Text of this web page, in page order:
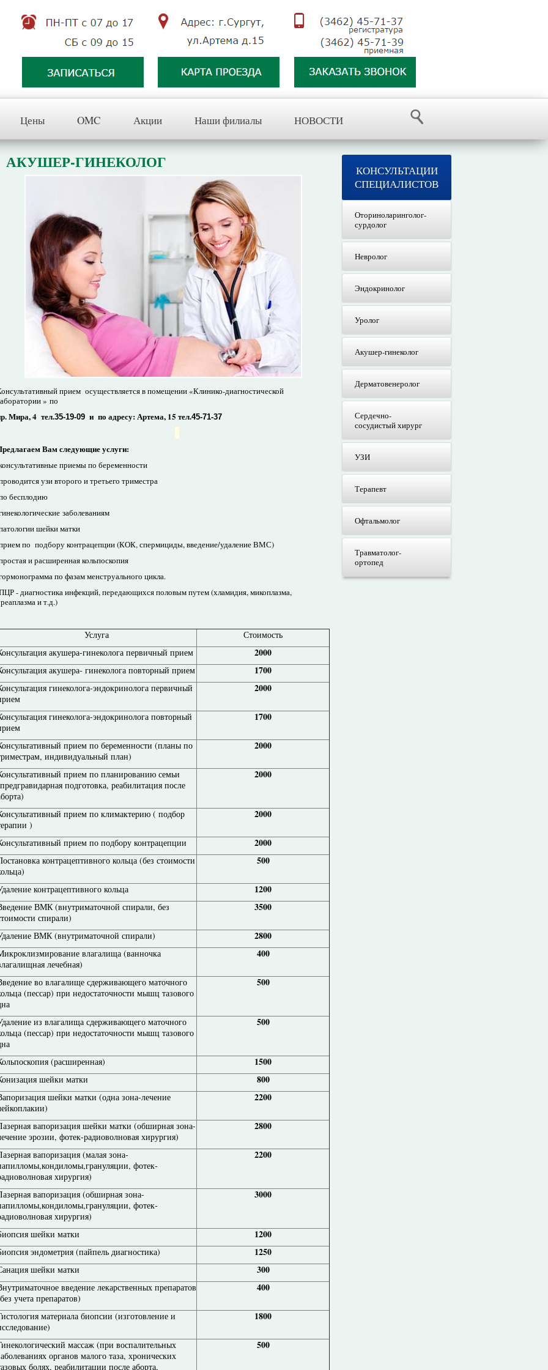
Цены OMC Акции Наши филиалы НОВОСТИ
АКУШЕР-ГИНЕКОЛОГ
прием осуществляется в помещении «Клинико-диагностической
» по
Мира, 4 тел.35-19-09 и по адресу: Артема, 15 тел.45-71-37
Вам следующие услуги:
приемы по беременности
узи второго и третьего триместра
бесплодию
заболеваниям
шейки матки
по подбору контрацепции (КОК, спермициды, введение/удаление ВМС)
и расширенная кольпоскопия
по фазам менструального цикла.
- диагностика инфекций, передающихся половым путем (хламидия, микоплазма,
и т.д.)
Услуга
Стоимость
акушера-гинеколога первичный прием
2000
акушера- гинеколога повторный прием 1700
гинеколога-эндокринолога первичный
2000
гинеколога-эндокринолога повторный
1700
прием по беременности (планы по
индивидуальный план)
2000
прием по планированию семьи
подготовка, реабилитация после
2000
прием по климактерию ( подбор
)
2000
прием по подбору контрацепции 2000
контрацептивного кольца (без стоимости
500
контрацептивного кольца 1200
ВМК (внутриматочной спирали, без
спирали)
3500
ВМК (внутриматочной спирали) 2800
влагалища (ванночка
лечебная)
400
во влагалище сдерживающего маточного
(пессар) при недостаточности мышц тазового
500
из влагалища сдерживающего маточного
(пессар) при недостаточности мышц тазового
500
(расширенная) 1500
шейки матки 800
шейки матки (одна зона-лечение
2200
вапоризация шейки матки (обширная зона-
эрозии, фотек-радиоволновая хирургия)
2800
вапоризация (малая зона-
фотек-
хирургия)
2200
вапоризация (обширная зона-
фотек-
хирургия)
3000
шейки матки 1200
эндометрия (пайпель диагностика) 1250
шейки матки 300
введение лекарственных препаратов
учета препаратов)
400
материала биопсии (изготовление и
1800
массаж (при воспалительных
органов малого таза, хронических
болях, реабилитации после аборта,
500
КОНСУЛЬТАЦИИ
СПЕЦИАЛИСТОВ
Оториноларинголог-
сурдолог
Невролог
Эндокринолог
Уролог
Акушер-гинеколог
Дерматовенеролог
Сердечно-
сосудистый хирург
УЗИ
Терапевт
Офтальмолог
Травматолог-
ортопед